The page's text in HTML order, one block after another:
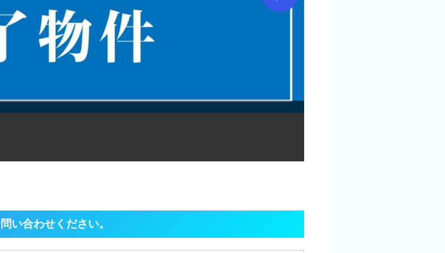
い合わせください。